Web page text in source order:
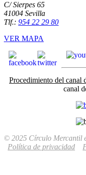
C/ Sierpes 65
41004 Sevilla
Tlf.: 954 22 29 80
VER MAPA
Procedimiento del canal
canal
© 2025 Círculo Mercantil
Política de privacidad